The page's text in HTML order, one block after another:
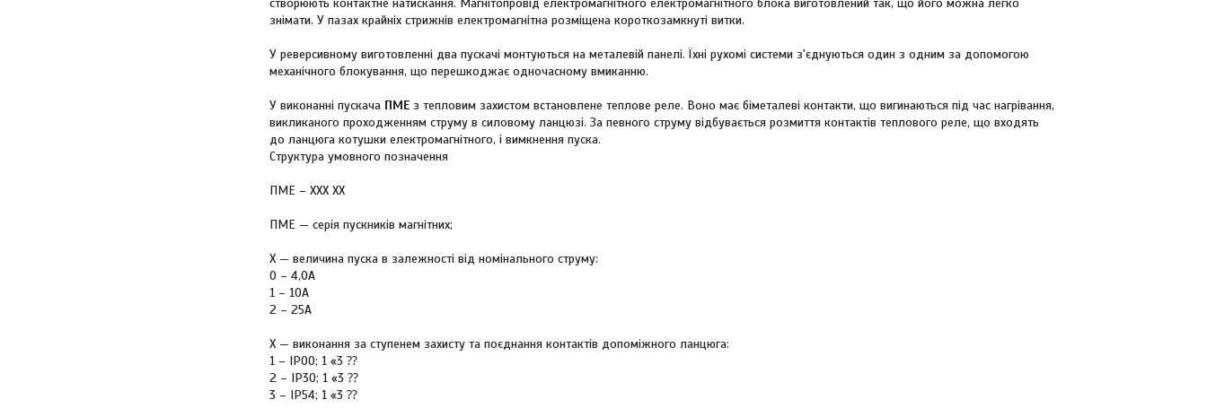
створюють контактне натискання. Магнітопровід електромагнітного електромагнітного блока виготовлений так, що його можна легко
знімати. У пазах крайніх стрижнів електромагнітна розміщена короткозамкнуті витки.
У реверсивному виготовленні два пускачі монтуються на металевій панелі. Їхні рухомі системи з'єднуються один з одним за допомогою
механічного блокування, що перешкоджає одночасному вмиканню.
У виконанні пускача ПМЕ з тепловим захистом встановлене теплове реле. Воно має біметалеві контакти, що вигинаються під час нагрівання,
викликаного проходженням струму в силовому ланцюзі. За певного струму відбувається розмиття контактів теплового реле, що входять
до ланцюга котушки електромагнітного, і вимкнення пуска.
Структура умовного позначення
ПМЕ – ХХХ ХХ
ПМЕ — серія пускників магнітних;
X — величина пуска в залежності від номінального струму:
0 – 4,0А
1 – 10А
2 – 25А
X — виконання за ступенем захисту та поєднання контактів допоміжного ланцюга:
1 – IP00; 1 «3 ⁇
2 – IP30; 1 «3 ⁇
3 – IP54; 1 «3 ⁇